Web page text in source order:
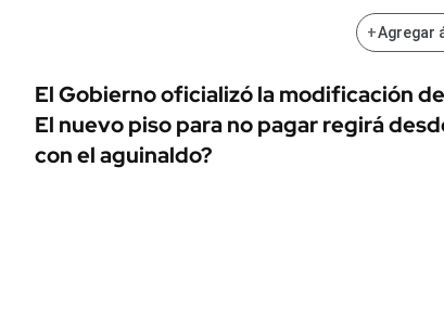
URUGUAY
+Agregar
El Gobierno oficializó la modificación
El nuevo piso para no pagar regirá
con el aguinaldo?